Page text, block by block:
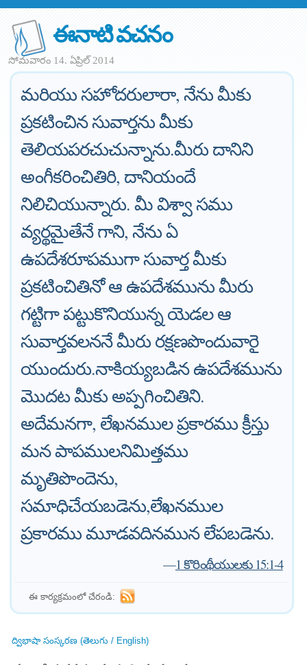
ఈనాటి వచనం
సోమవారం 14. ఏప్రిల్ 2014
మరియు సహోదరులారా, నేను మీకు
ప్రకటించిన సువార్తను మీకు
తెలియపరచుచున్నాను.మీరు దానిని
అంగీకరించితిరి, దానియందే
నిలిచియున్నారు. మీ విశ్వా సము
వ్యర్థమైతేనే గాని, నేను ఏ
ఉపదేశరూపముగా సువార్త మీకు
ప్రకటించితినో ఆ ఉపదేశమును మీరు
గట్టిగా పట్టుకొనియున్న యెడల ఆ
సువార్తవలననే మీరు రక్షణపొందువారై
యుందురు.నాకియ్యబడిన ఉపదేశమును
మొదట మీకు అప్పగించితిని.
అదేమనగా, లేఖనముల ప్రకారము క్రీస్తు
మన పాపములనిమిత్తము
మృతిపొందెను,
సమాధిచేయబడెను,లేఖనముల
ప్రకారము మూడవదినమున లేపబడెను.
—1 కొరింథీయులకు 15:1-4
ఈ కార్యక్రమంలో చేరండి:
ద్విభాషా సంస్కరణ (తెలుగు / English)